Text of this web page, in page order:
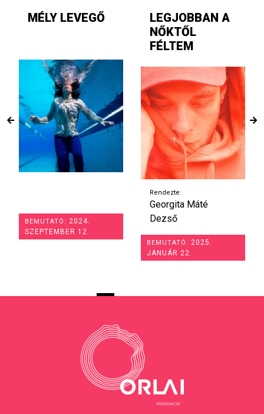
MÉLY LEVEGŐ
BEMUTATÓ: 2024.
SZEPTEMBER 12.
LEGJOBBAN A
NŐKTŐL
FÉLTEM
Rendezte:
Georgita Máté
Dezső
BEMUTATÓ: 2025.
JANUÁR 22.